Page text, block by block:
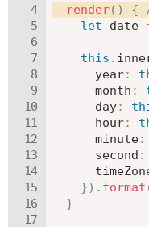
render( ) {
let date
this .
year:
month :
day:
hour:
minute:
second :
}) . format
}